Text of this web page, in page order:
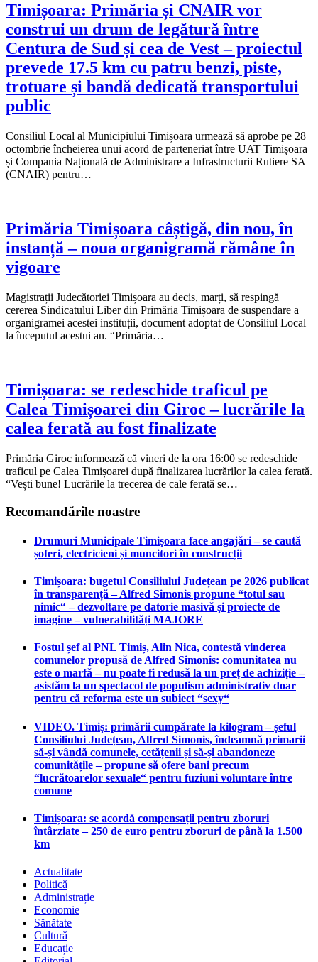
Timișoara: Primăria și CNAIR vor
construi un drum de legătură între
Centura de Sud și cea de Vest – proiectul
prevede 17.5 km cu patru benzi, piste,
trotuare și bandă dedicată transportului
public
Consiliul Local al Municipiului Timișoara urmează să aprobe pe 28
octombrie încheierea unui acord de parteneriat între UAT Timișoara
și Compania Națională de Administrare a Infrastructurii Rutiere SA
(CNAIR) pentru…
Primăria Timișoara câștigă, din nou, în
instanță – noua organigramă rămâne în
vigoare
Magistrații Judecătoriei Timișoara au decis, marți, să respingă
cererea Sindicatului Liber din Primăria Timișoara de suspendare a
organigramei acestei instituții, document adoptat de Consiliul Local
la începutul acestui an. “Primăria…
Timișoara: se redeschide traficul pe
Calea Timișoarei din Giroc – lucrările la
calea ferată au fost finalizate
Primăria Giroc informează că vineri de la ora 16:00 se redeschide
traficul pe Calea Timișoarei după finalizarea lucrărilor la calea ferată.
“Vești bune! Lucrările la trecerea de cale ferată se…
Recomandările noastre
Drumuri Municipale Timișoara face angajări – se caută
șoferi, electricieni și muncitori în construcții
Timișoara: bugetul Consiliului Județean pe 2026 publicat
în transparență – Alfred Simonis propune “totul sau
nimic“ – dezvoltare pe datorie masivă și proiecte de
imagine – vulnerabilități MAJORE
Fostul șef al PNL Timiș, Alin Nica, contestă vinderea
comunelor propusă de Alfred Simonis: comunitatea nu
este o marfă – nu poate fi redusă la un preț de achiziție –
asistăm la un spectacol de populism administrativ doar
pentru că reforma este un subiect “sexy“
VIDEO. Timiș: primării cumpărate la kilogram – șeful
Consiliului Județean, Alfred Simonis, îndeamnă primarii
să-și vândă comunele, cetățenii și să-și abandoneze
comunitățile – propune să ofere bani precum
“lucrătoarelor sexuale“ pentru fuziuni voluntare între
comune
Timișoara: se acordă compensații pentru zboruri
întârziate – 250 de euro pentru zboruri de până la 1.500
km
Actualitate
Politică
Administrație
Economie
Sănătate
Cultură
Educație